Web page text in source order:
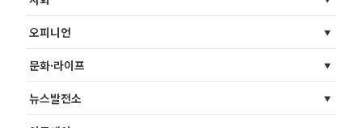
오피니언
문화·라이프
뉴스발전소